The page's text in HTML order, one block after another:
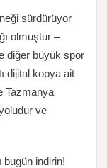
sürdürüyor
olmuştur –
diğer büyük spor
dijital kopya ait
Tazmanya
ve
bugün indirin!